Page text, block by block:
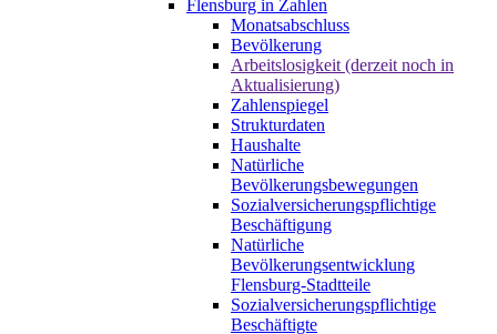
Flensburg in Zahlen
Monatsabschluss
Bevölkerung
Arbeitslosigkeit (derzeit noch in
Aktualisierung)
Zahlenspiegel
Strukturdaten
Haushalte
Natürliche
Bevölkerungsbewegungen
Sozialversicherungspflichtige
Beschäftigung
Natürliche
Bevölkerungsentwicklung
Flensburg-Stadtteile
Sozialversicherungspflichtige
Beschäftigte